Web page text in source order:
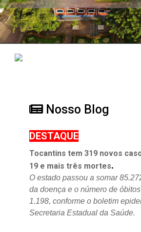
Nosso Blog
DESTAQUE
Tocantins tem 319 novos
19 e mais três mortes.
O estado passou a somar
da doença e o número de
1.198, conforme o boletim
Secretaria Estadual da Saúde.